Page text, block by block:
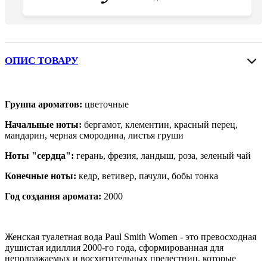
ОПИС ТОВАРУ
Группа ароматов: цветочные
Начальные ноты: бергамот, клементин, красный перец,
мандарин, черная смородина, листья груши
Ноты "сердца": герань, фрезия, ландыш, роза, зеленый чай
Конечные ноты: кедр, ветивер, пачули, бобы тонка
Год создания аромата: 2000
Женская туалетная вода Paul Smith Women - это превосходная
душистая идиллия 2000-го года, сформированная для
неподражаемых и восхитительных прелестниц, которые